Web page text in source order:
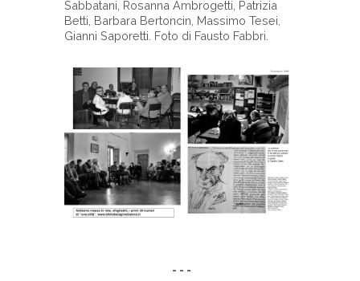
Sabbatani, Rosanna Ambrogetti, Patrizia
Betti, Barbara Bertoncin, Massimo Tesei,
Gianni Saporetti. Foto di Fausto Fabbri.
- - -